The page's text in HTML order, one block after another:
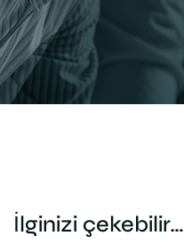
İlginizi çekebilir…